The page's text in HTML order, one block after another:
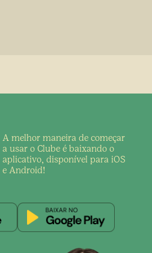
A melhor maneira de começar
a usar o Clube é baixando o
aplicativo, disponível para iOS
e Android!